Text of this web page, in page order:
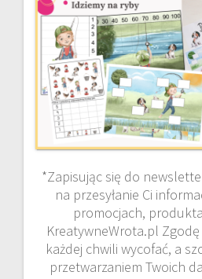
*Zapisując się do
na przesyłanie Ci
promocjach,
KreatywneWrota.pl Zgodę
każdej chwili wycofać, a
przetwarzaniem Twoich